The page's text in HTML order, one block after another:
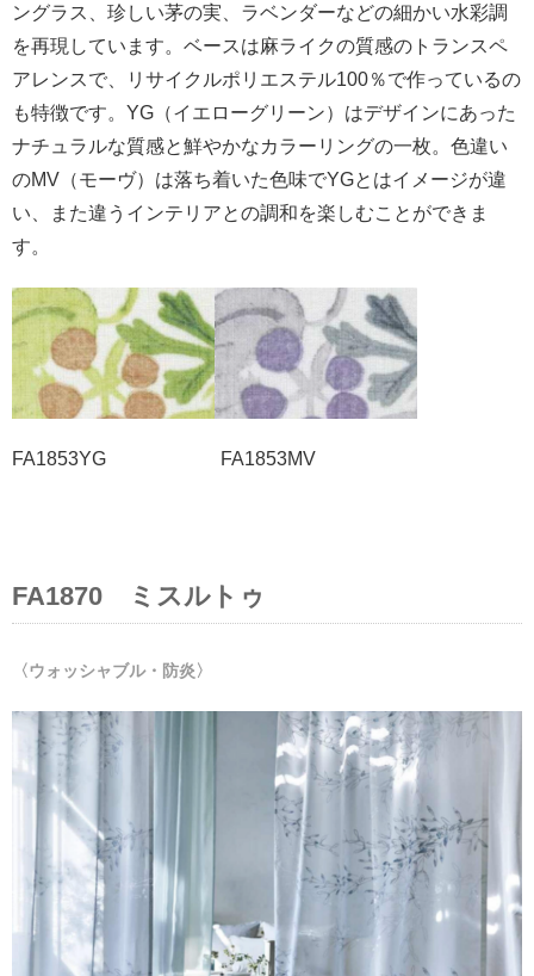
ングラス、珍しい茅の実、ラベンダーなどの細かい水彩調
を再現しています。ベースは麻ライクの質感のトランスペ
アレンスで、リサイクルポリエステル100％で作っているの
も特徴です。YG（イエローグリーン）はデザインにあった
ナチュラルな質感と鮮やかなカラーリングの一枚。色違い
のMV（モーヴ）は落ち着いた色味でYGとはイメージが違
い、また違うインテリアとの調和を楽しむことができま
す。
FA1853YG FA1853MV
FA1870 ミスルトゥ
〈ウォッシャブル・防炎〉